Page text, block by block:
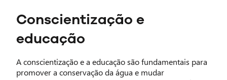
Conscientização e
educação
A conscientização e a educação são fundamentais para
promover a conservação da água e mudar